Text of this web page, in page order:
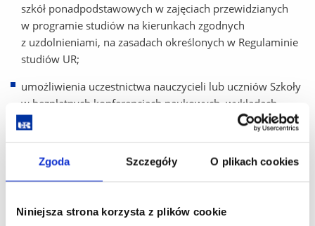
Zgoda Szczegóły O plikach cookies
Niniejsza strona korzysta z plików cookie
szkół ponadpodstawowych w zajęciach przewidzianych
w programie studiów na kierunkach zgodnych
z uzdolnieniami, na zasadach określonych w Regulaminie
studiów UR;
umożliwienia uczestnictwa nauczycieli lub uczniów Szkoły
w bezpłatnych konferencjach naukowych, wykładach
otwartych, seminariach, prelekcjach organizowanych na
przeprowadzenie przez kadrę akademicką UR wykładów
przedmiotowych, warsztatów, zajęć lekcyjnych dla uczniów